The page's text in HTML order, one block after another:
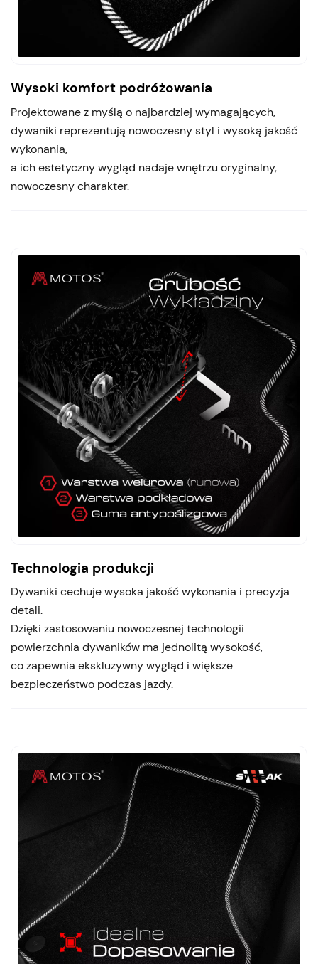
Wysoki komfort podróżowania
Projektowane z myślą o najbardziej wymagających,
dywaniki reprezentują nowoczesny styl i wysoką jakość
wykonania,
a ich estetyczny wygląd nadaje wnętrzu oryginalny,
nowoczesny charakter.
Technologia produkcji
Dywaniki cechuje wysoka jakość wykonania i precyzja
detali.
Dzięki zastosowaniu nowoczesnej technologii
powierzchnia dywaników ma jednolitą wysokość,
co zapewnia ekskluzywny wygląd i większe
bezpieczeństwo podczas jazdy.